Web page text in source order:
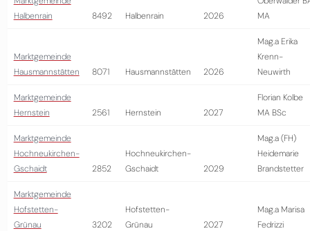
Halbenrain
8492 Halbenrain 2026
MA
Marktgemeinde
Hausmannstätten
8071 Hausmannstätten 2026
Mag.a Erika
Krenn-
Neuwirth
Marktgemeinde
Hernstein
2561 Hernstein 2027
Florian Kolbe
MA BSc
Marktgemeinde
Hochneukirchen-
Gschaidt
2852
Hochneukirchen-
Gschaidt
2029
Mag.a (FH)
Heidemarie
Brandstetter
Marktgemeinde
Hofstetten-
Grünau
3202
Hofstetten-
Grünau
2027
Mag.a Marisa
Fedrizzi